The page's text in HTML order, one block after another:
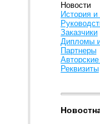
Новости
История
Заказчики
Дипломы
Партнеры
Реквизиты